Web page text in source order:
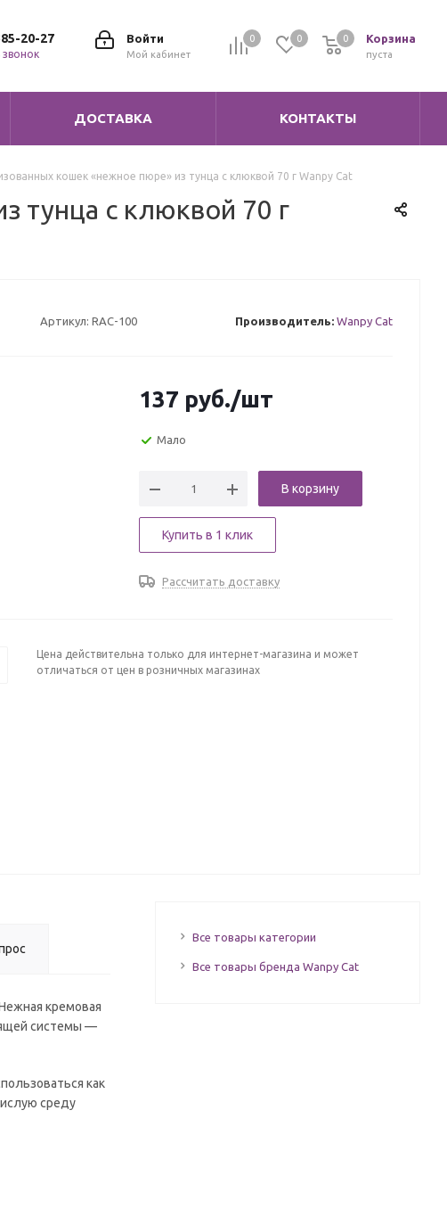
0 0 Корзина
0
пуста
0
Войти
Мой кабинет
20-27
звонок
ДОСТАВКА КОНТАКТЫ
кошек «нежное пюре» из тунца с клюквой 70 г Wanpy Cat
тунца с клюквой 70 г
Артикул: RAC-100 Производитель: Wanpy Cat
137 руб./шт
Мало
В корзину
Купить в 1 клик
Рассчитать доставку
Цена действительна только для интернет-магазина и может
отличаться от цен в розничных магазинах
кремовая
системы —
как
среду
Все товары категории
Все товары бренда Wanpy Cat